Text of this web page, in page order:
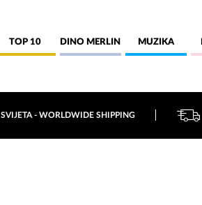
TOP 10 DINO MERLIN MUZIKA
- WORLDWIDE SHIPPING